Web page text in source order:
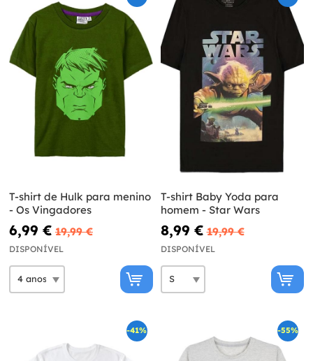
T-shirt de Hulk para menino
- Os Vingadores
6,99 € 19,99 €
DISPONÍVEL
T-shirt Baby Yoda para
homem - Star Wars
8,99 € 19,99 €
DISPONÍVEL
-41% -55%